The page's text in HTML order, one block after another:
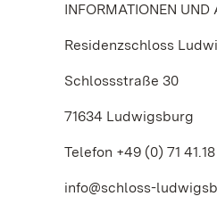
INFORMATIONEN UND
Residenzschloss
Schlossstraße 30
71634 Ludwigsburg
Telefon +49 (0) 71
info@schloss-